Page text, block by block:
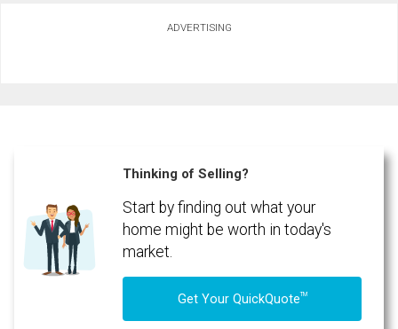
ADVERTISING
Thinking of Selling?
Start by finding out what your
home might be worth in today's
market.
Get Your QuickQuoteTM